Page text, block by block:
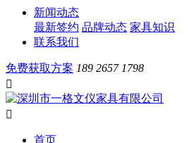
新闻动态
最新签约 品牌动态 家具知识
联系我们
免费获取方案 189 2657 1798


首页